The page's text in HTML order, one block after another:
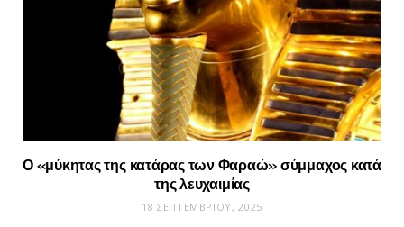
Ο «μύκητας της κατάρας των Φαραώ» σύμμαχος κατά
της λευχαιμίας
18 ΣΕΠΤΕΜΒΡΊΟΥ, 2025